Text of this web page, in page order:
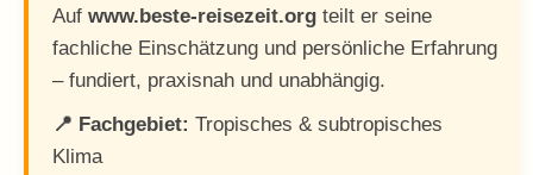
Auf www.beste-reisezeit.org teilt er seine
fachliche Einschätzung und persönliche Erfahrung
– fundiert, praxisnah und unabhängig.
📍 Fachgebiet: Tropisches & subtropisches
Klima